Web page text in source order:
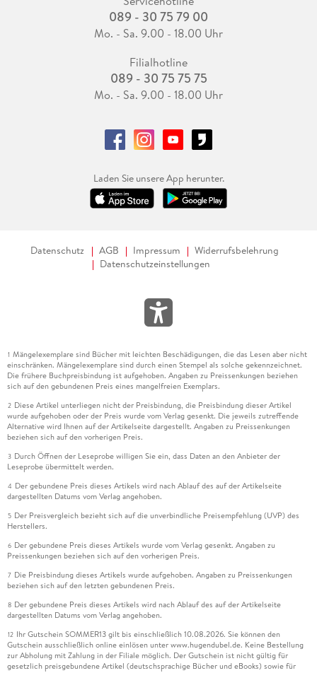
089 - 30 75 79 00
Mo. - Sa. 9.00 - 18.00 Uhr
Filialhotline
089 - 30 75 75 75
Mo. - Sa. 9.00 - 18.00 Uhr
Laden Sie unsere App herunter.
Datenschutz AGB Impressum
Widerrufsbelehrung
Datenschutzeinstellungen
1 Mängelexemplare sind Bücher mit leichten Beschädigungen, die das Lesen aber nicht
einschränken. Mängelexemplare sind durch einen Stempel als solche gekennzeichnet.
Die frühere Buchpreisbindung ist aufgehoben. Angaben zu Preissenkungen beziehen
sich auf den gebundenen Preis eines mangelfreien Exemplars.
2 Diese Artikel unterliegen nicht der Preisbindung, die Preisbindung dieser Artikel
wurde aufgehoben oder der Preis wurde vom Verlag gesenkt. Die jeweils zutreffende
Alternative wird Ihnen auf der Artikelseite dargestellt. Angaben zu Preissenkungen
beziehen sich auf den vorherigen Preis.
3 Durch Öffnen der Leseprobe willigen Sie ein, dass Daten an den Anbieter der
Leseprobe übermittelt werden.
4 Der gebundene Preis dieses Artikels wird nach Ablauf des auf der Artikelseite
dargestellten Datums vom Verlag angehoben.
5 Der Preisvergleich bezieht sich auf die unverbindliche Preisempfehlung (UVP) des
Herstellers.
6 Der gebundene Preis dieses Artikels wurde vom Verlag gesenkt. Angaben zu
Preissenkungen beziehen sich auf den vorherigen Preis.
7 Die Preisbindung dieses Artikels wurde aufgehoben. Angaben zu Preissenkungen
beziehen sich auf den letzten gebundenen Preis.
8 Der gebundene Preis dieses Artikels wird nach Ablauf des auf der Artikelseite
dargestellten Datums vom Verlag angehoben.
12 Ihr Gutschein SOMMER13 gilt bis einschließlich 10.08.2026. Sie können den
Gutschein ausschließlich online einlösen unter www.hugendubel.de. Keine Bestellung
zur Abholung mit Zahlung in der Filiale möglich. Der Gutschein ist nicht gültig für
gesetzlich preisgebundene Artikel (deutschsprachige Bücher und eBooks) sowie für